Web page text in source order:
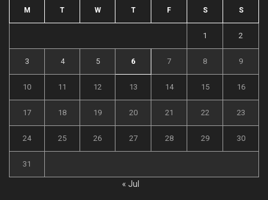
M T W T F S S
1 2
3 4 5 6 7 8 9
10 11 12 13 14 15 16
17 18 19 20 21 22 23
24 25 26 27 28 29 30
31
« Jul